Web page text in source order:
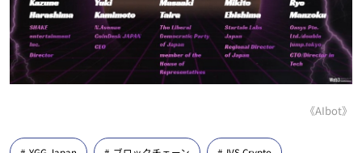
《AIbot》